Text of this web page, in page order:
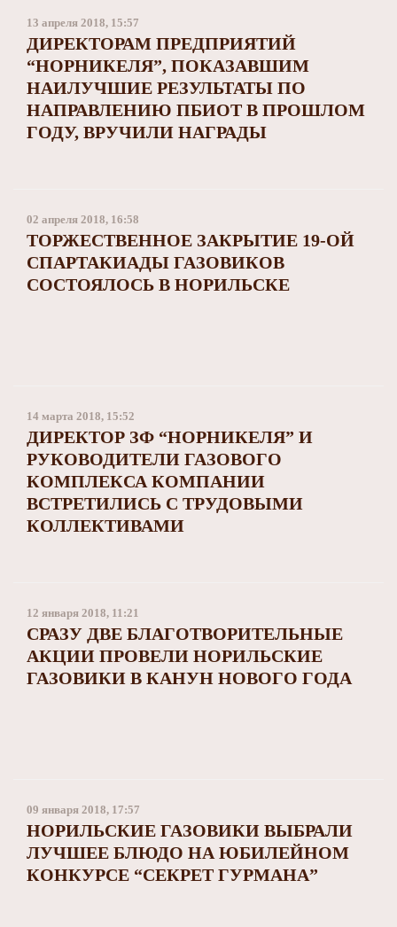
13 апреля 2018, 15:57
ДИРЕКТОРАМ ПРЕДПРИЯТИЙ
“НОРНИКЕЛЯ”, ПОКАЗАВШИМ
НАИЛУЧШИЕ РЕЗУЛЬТАТЫ ПО
НАПРАВЛЕНИЮ ПБИОТ В ПРОШЛОМ
ГОДУ, ВРУЧИЛИ НАГРАДЫ
02 апреля 2018, 16:58
ТОРЖЕСТВЕННОЕ ЗАКРЫТИЕ 19-ОЙ
СПАРТАКИАДЫ ГАЗОВИКОВ
СОСТОЯЛОСЬ В НОРИЛЬСКЕ
14 марта 2018, 15:52
ДИРЕКТОР ЗФ “НОРНИКЕЛЯ” И
РУКОВОДИТЕЛИ ГАЗОВОГО
КОМПЛЕКСА КОМПАНИИ
ВСТРЕТИЛИСЬ С ТРУДОВЫМИ
КОЛЛЕКТИВАМИ
12 января 2018, 11:21
СРАЗУ ДВЕ БЛАГОТВОРИТЕЛЬНЫЕ
АКЦИИ ПРОВЕЛИ НОРИЛЬСКИЕ
ГАЗОВИКИ В КАНУН НОВОГО ГОДА
09 января 2018, 17:57
НОРИЛЬСКИЕ ГАЗОВИКИ ВЫБРАЛИ
ЛУЧШЕЕ БЛЮДО НА ЮБИЛЕЙНОМ
КОНКУРСЕ “СЕКРЕТ ГУРМАНА”